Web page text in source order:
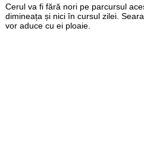
Cerul va fi fără nori pe parcursul
dimineața și nici în cursul zilei.
vor aduce cu ei ploaie.